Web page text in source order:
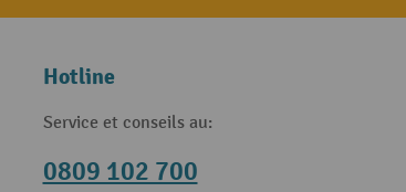
Hotline
Service et conseils au:
0809 102 700